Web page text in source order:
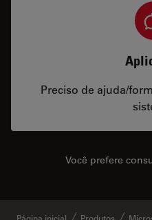
Preciso de ajuda/
Você prefere
Página inicial Produtos